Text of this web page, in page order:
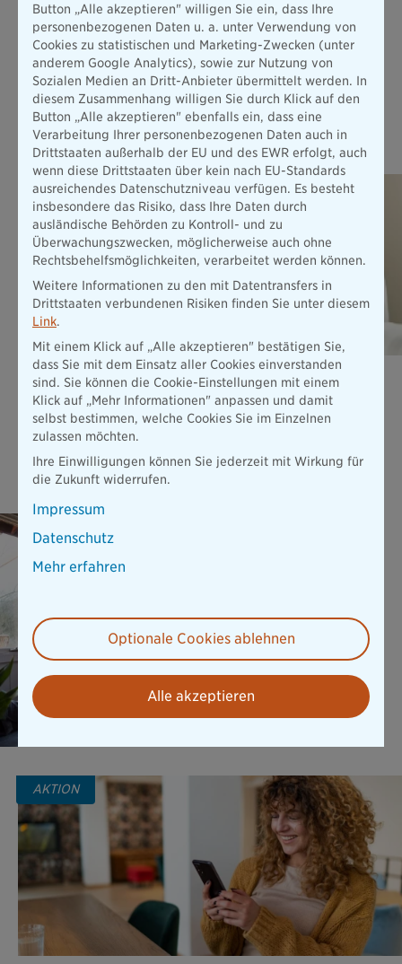
Alle Produkte
Mehr erfahren
Das könnte Sie auch interessieren
Unfallversicherung ExistenzBudget
Unsere Unfallversicherung INDIVIDUAL ist Ihr finanzielles
ExistenzBudget in einer Höhe von bis zu 10 Mio. € nach
einem Unfall - und das schon ab 9,41 € pro Monat.
Mehr erfahren
vor Naturgefahren.
Mehr erfahren
AKTION
Button „Alle akzeptieren" willigen Sie ein, dass Ihre
personenbezogenen Daten u. a. unter Verwendung von
Cookies zu statistischen und Marketing-Zwecken (unter
anderem Google Analytics), sowie zur Nutzung von
Sozialen Medien an Dritt-Anbieter übermittelt werden. In
diesem Zusammenhang willigen Sie durch Klick auf den
Button „Alle akzeptieren" ebenfalls ein, dass eine
Verarbeitung Ihrer personenbezogenen Daten auch in
Drittstaaten außerhalb der EU und des EWR erfolgt, auch
wenn diese Drittstaaten über kein nach EU-Standards
ausreichendes Datenschutzniveau verfügen. Es besteht
insbesondere das Risiko, dass Ihre Daten durch
ausländische Behörden zu Kontroll- und zu
Überwachungszwecken, möglicherweise auch ohne
Rechtsbehelfsmöglichkeiten, verarbeitet werden können.
Weitere Informationen zu den mit Datentransfers in
Drittstaaten verbundenen Risiken finden Sie unter diesem
Link.
Mit einem Klick auf „Alle akzeptieren" bestätigen Sie,
dass Sie mit dem Einsatz aller Cookies einverstanden
sind. Sie können die Cookie-Einstellungen mit einem
Klick auf „Mehr Informationen" anpassen und damit
selbst bestimmen, welche Cookies Sie im Einzelnen
zulassen möchten.
Ihre Einwilligungen können Sie jederzeit mit Wirkung für
die Zukunft widerrufen.
Impressum
Datenschutz
Mehr erfahren
Optionale Cookies ablehnen
Alle akzeptieren